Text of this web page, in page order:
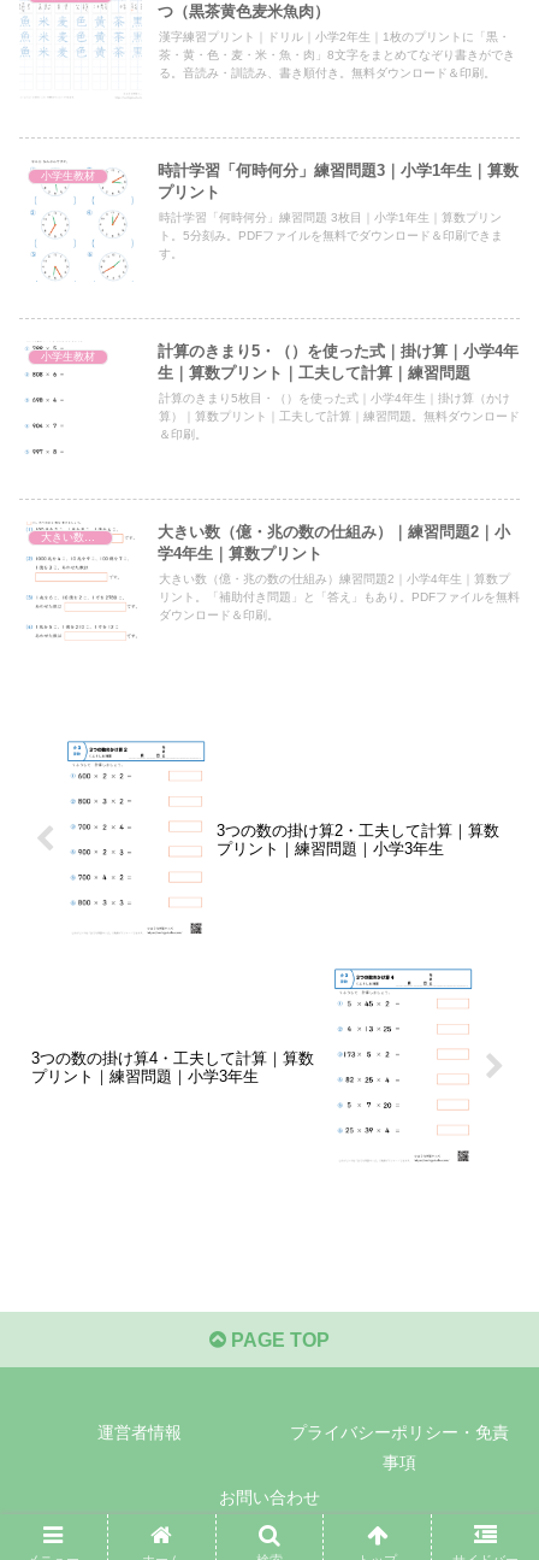
つ（黒茶黄色麦米魚肉）
漢字練習プリント｜ドリル｜小学2年生｜1枚のプリントに「黒・
茶・黄・色・麦・米・魚・肉」8文字をまとめてなぞり書きができ
る。音読み・訓読み、書き順付き。無料ダウンロード＆印刷。
小学生教材
時計学習「何時何分」練習問題3｜小学1年生｜算数
プリント
時計学習「何時何分」練習問題 3枚目｜小学1年生｜算数プリン
ト。5分刻み。PDFファイルを無料でダウンロード＆印刷できま
す。
小学生教材
計算のきまり5・（）を使った式｜掛け算｜小学4年
生｜算数プリント｜工夫して計算｜練習問題
計算のきまり5枚目・（）を使った式｜小学4年生｜掛け算（かけ
算）｜算数プリント｜工夫して計算｜練習問題。無料ダウンロード
＆印刷。
大きい数（億・兆の表し方・しくみ）
大きい数（億・兆の数の仕組み）｜練習問題2｜小
学4年生｜算数プリント
大きい数（億・兆の数の仕組み）練習問題2｜小学4年生｜算数プ
リント。「補助付き問題」と「答え」もあり。PDFファイルを無料
ダウンロード＆印刷。
3つの数の掛け算2・工夫して計算｜算数
プリント｜練習問題｜小学3年生
3つの数の掛け算4・工夫して計算｜算数
プリント｜練習問題｜小学3年生
PAGE TOP
運営者情報
プライバシーポリシー・免責
事項
お問い合わせ
© 2021-2026 無料プリント教材｜おうち学習キッズ.